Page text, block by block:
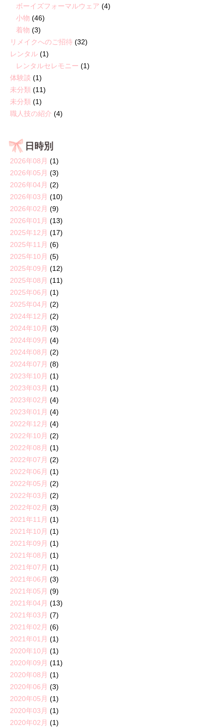
ボーイズフォーマルウェア (4)
小物 (46)
着物 (3)
リメイクへのご招待 (32)
レンタル (1)
レンタルセレモニー (1)
体験談 (1)
未分類 (11)
未分類 (1)
職人技の紹介 (4)
日時別
2026年08月 (1)
2026年05月 (3)
2026年04月 (2)
2026年03月 (10)
2026年02月 (9)
2026年01月 (13)
2025年12月 (17)
2025年11月 (6)
2025年10月 (5)
2025年09月 (12)
2025年08月 (11)
2025年06月 (1)
2025年04月 (2)
2024年12月 (2)
2024年10月 (3)
2024年09月 (4)
2024年08月 (2)
2024年07月 (8)
2023年10月 (1)
2023年03月 (1)
2023年02月 (4)
2023年01月 (4)
2022年12月 (4)
2022年10月 (2)
2022年08月 (1)
2022年07月 (2)
2022年06月 (1)
2022年05月 (2)
2022年03月 (2)
2022年02月 (3)
2021年11月 (1)
2021年10月 (1)
2021年09月 (1)
2021年08月 (1)
2021年07月 (1)
2021年06月 (3)
2021年05月 (9)
2021年04月 (13)
2021年03月 (7)
2021年02月 (6)
2021年01月 (1)
2020年10月 (1)
2020年09月 (11)
2020年08月 (1)
2020年06月 (3)
2020年05月 (1)
2020年03月 (1)
2020年02月 (1)